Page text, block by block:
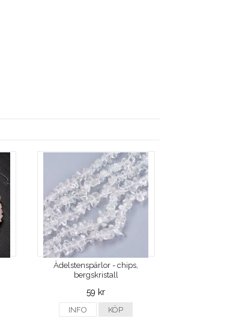
Ädelstenspärlor - chips,
bergskristall
59 kr
INFO KÖP